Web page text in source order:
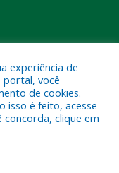
!
garantimos em
experiência de
portal, você
de cookies.
isso é feito, acesse
concorda, clique em